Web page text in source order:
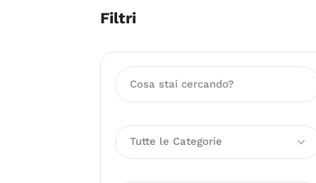
Filtri
Tutte le Categorie